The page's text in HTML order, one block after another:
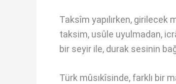
Taksîm yapılırken, girilecek
taksim, usûle uyulmadan,
bir seyir ile, durak sesinin
Türk mûsıkîsinde, farklı bir